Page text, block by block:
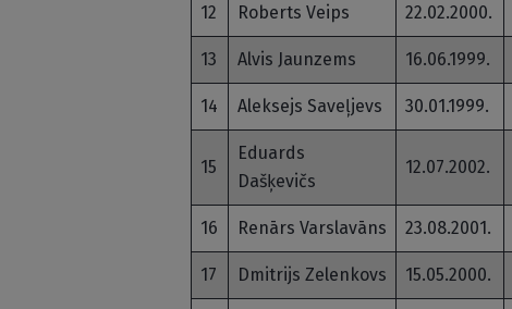
12 Roberts Veips 22.02.2000.
13 Alvis Jaunzems 16.06.1999.
14 Aleksejs Saveļjevs 30.01.1999.
15
Eduards
Dašķevičs
12.07.2002.
16 Renārs Varslavāns 23.08.2001.
17 Dmitrijs Zelenkovs 15.05.2000.